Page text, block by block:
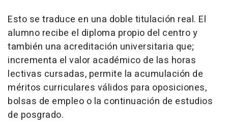
Esto se traduce en una doble titulación real. El
alumno recibe el diploma propio del centro y
también una acreditación universitaria que;
incrementa el valor académico de las horas
lectivas cursadas, permite la acumulación de
méritos curriculares válidos para oposiciones,
bolsas de empleo o la continuación de estudios
de posgrado.